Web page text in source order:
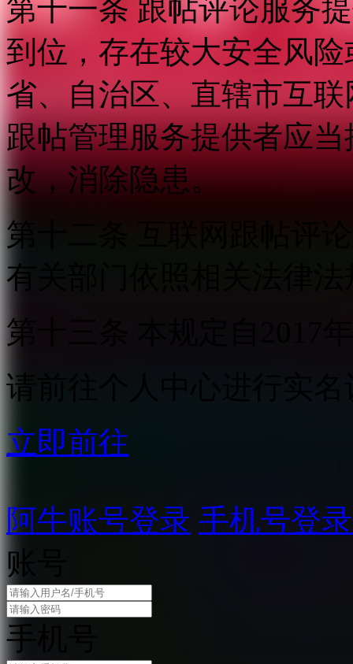
第十一条 跟帖评论服务
到位，存在较大安全风
省、自治区、直辖市互
跟帖管理服务提供者应
改，消除隐患。
第十二条 互联网跟帖评
有关部门依照相关法律
第十三条 本规定自2017
请前往个人中心进行实名
立即前往
阿牛账号登录 手机号登录
账号
手机号